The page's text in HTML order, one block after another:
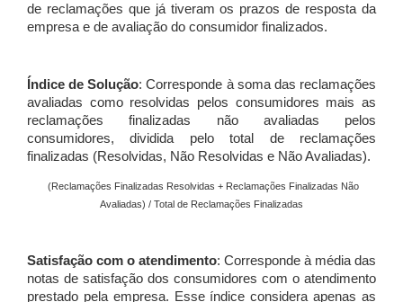
de reclamações que já tiveram os prazos de resposta da
empresa e de avaliação do consumidor finalizados.
Índice de Solução: Corresponde à soma das reclamações
avaliadas como resolvidas pelos consumidores mais as
reclamações finalizadas não avaliadas pelos
consumidores, dividida pelo total de reclamações
finalizadas (Resolvidas, Não Resolvidas e Não Avaliadas).
(Reclamações Finalizadas Resolvidas + Reclamações Finalizadas Não
Avaliadas) / Total de Reclamações Finalizadas
Satisfação com o atendimento: Corresponde à média das
notas de satisfação dos consumidores com o atendimento
prestado pela empresa. Esse índice considera apenas as